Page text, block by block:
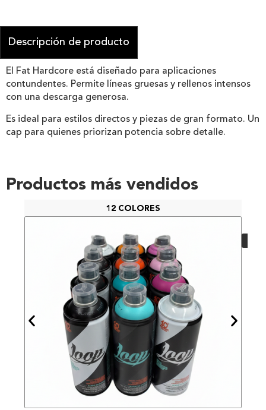
Descripción de producto
El Fat Hardcore está diseñado para aplicaciones
contundentes. Permite líneas gruesas y rellenos intensos
con una descarga generosa.
Es ideal para estilos directos y piezas de gran formato. Un
cap para quienes priorizan potencia sobre detalle.
Productos más vendidos
12 COLORES